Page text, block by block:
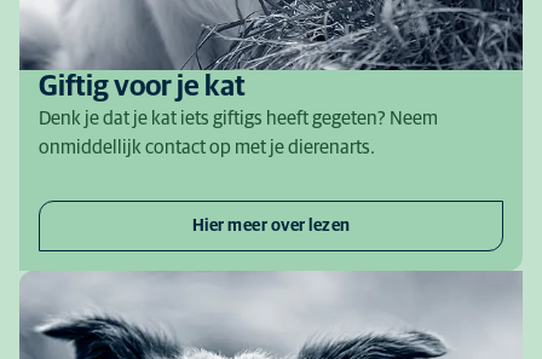
Giftig voor je kat
Denk je dat je kat iets giftigs heeft gegeten? Neem
onmiddellijk contact op met je dierenarts.
Hier meer over lezen